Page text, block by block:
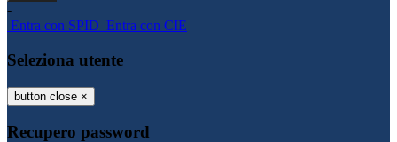
-
Entra con SPID Entra con CIE
Seleziona utente
button close ×
Recupero password